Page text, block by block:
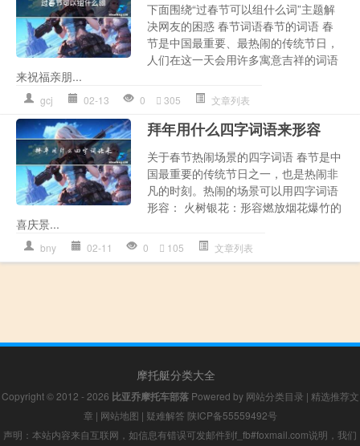
下面围绕“过春节可以组什么词”主题解
决网友的困惑 春节词语春节的词语 春
节是中国最重要、最热闹的传统节日，
人们在这一天会用许多寓意吉祥的词语
来祝福亲朋...
gcj 02-13 0 305 文章列表
拜年用什么四字词语来形容
关于春节热闹场景的四字词语 春节是中
国最重要的传统节日之一，也是热闹非
凡的时刻。热闹的场景可以用四字词语
形容： 火树银花：形容燃放烟花爆竹的
喜庆景...
bny 02-11 0 105 文章列表
摩托艇分类大全
Copyright © 2012 - 2026 比亚乔摩托车部落Powered by 网站分类目录 | 精选推荐文
章 | 网站地图 | 疑难解答 陕ICP备55559492号
声明：本站内容来自互联网，如信息有错误可发邮件到f_fb#foxmail.com说明，我们